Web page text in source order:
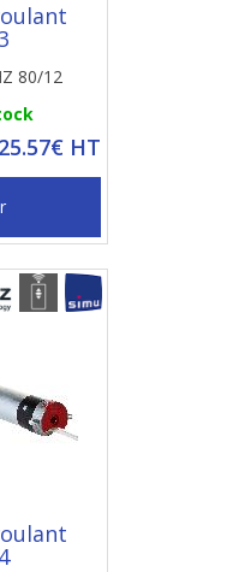
80/12
HT